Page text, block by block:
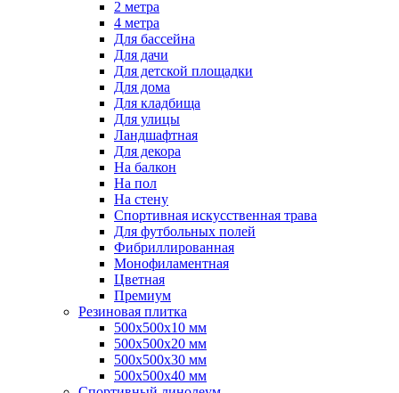
2 метра
4 метра
Для бассейна
Для дачи
Для детской площадки
Для дома
Для кладбища
Для улицы
Ландшафтная
Для декора
На балкон
На пол
На стену
Спортивная искусственная трава
Для футбольных полей
Фибриллированная
Монофиламентная
Цветная
Премиум
Резиновая плитка
500х500х10 мм
500х500х20 мм
500х500х30 мм
500х500х40 мм